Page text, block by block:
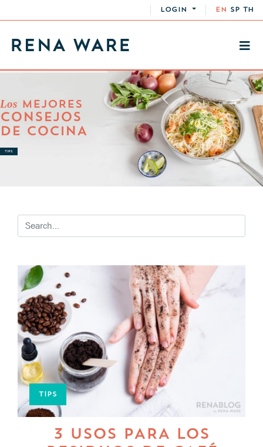
LOGIN EN SP TH
Los MEJORES
CONSEJOS
DE COCINA
TIPS
TIPS
3 USOS PARA LOS